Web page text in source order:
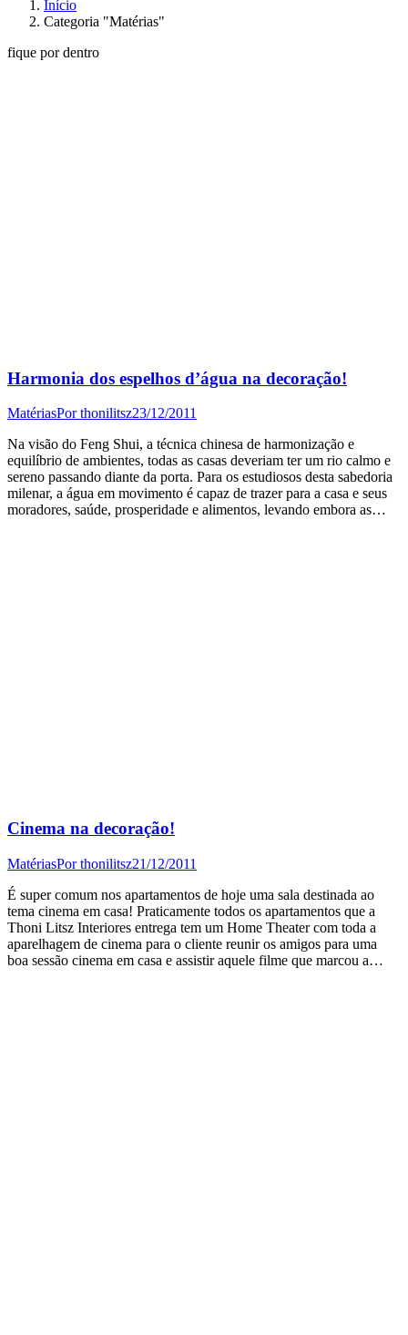
Início
Categoria "Matérias"
fique por dentro
Harmonia dos espelhos d’água na decoração!
MatériasPorthonilitsz23/12/2011
Na visão do Feng Shui, a técnica chinesa de harmonização e
equilíbrio de ambientes, todas as casas deveriam ter um rio calmo e
sereno passando diante da porta. Para os estudiosos desta sabedoria
milenar, a água em movimento é capaz de trazer para a casa e seus
moradores, saúde, prosperidade e alimentos, levando embora as…
Cinema na decoração!
MatériasPorthonilitsz21/12/2011
É super comum nos apartamentos de hoje uma sala destinada ao
tema cinema em casa! Praticamente todos os apartamentos que a
Thoni Litsz Interiores entrega tem um Home Theater com toda a
aparelhagem de cinema para o cliente reunir os amigos para uma
boa sessão cinema em casa e assistir aquele filme que marcou a…